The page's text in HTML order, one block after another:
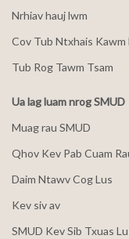
Nrhiav hauj lwm
Cov Tub Ntxhais Kawm
Tub Rog Tawm Tsam
Ua lag luam nrog SMUD
Muag rau SMUD
Qhov Kev Pab Cuam
Daim Ntawv Cog Lus
Kev siv av
SMUD Kev Sib Txuas